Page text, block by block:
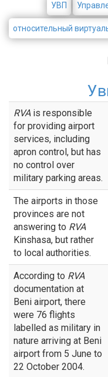
УВП
относительный
RVAis responsible
for providing airport
services, including
apron control, but has
no control over
military parking areas.
The airports in those
provinces are not
answering to RVA
Kinshasa, but rather
to local authorities.
According to RVA
documentation at
Beni airport, there
were 76 flights
labelled as military in
nature arriving at Beni
airport from 5 June to
22 October 2004.